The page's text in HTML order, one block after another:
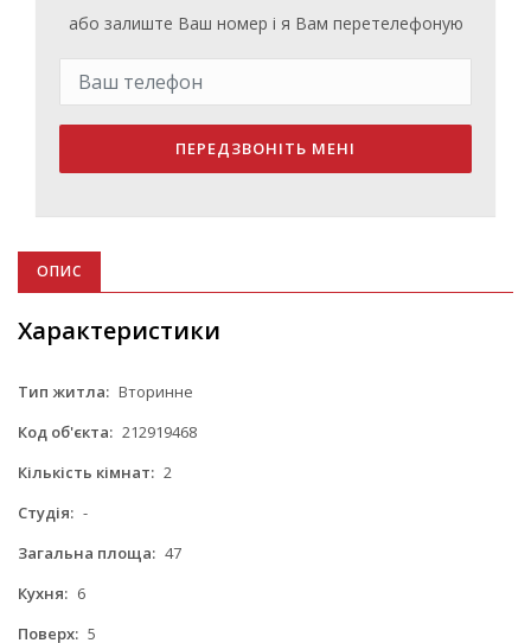
або залиште Ваш номер і я Вам перетелефоную
ПЕРЕДЗВОНІТЬ МЕНІ
ОПИС
Характеристики
Тип житла: Вторинне
Код об'єкта: 212919468
Кількість кімнат: 2
Студія: -
Загальна площа: 47
Кухня: 6
Поверх: 5